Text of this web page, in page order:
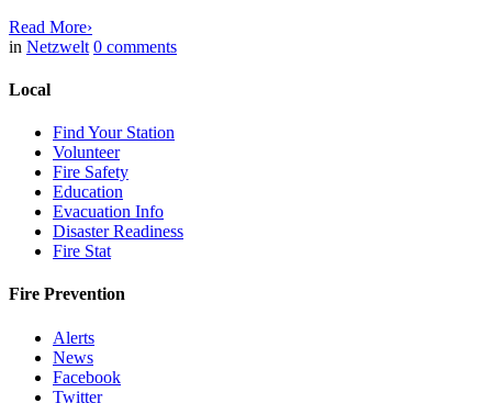
Read More›
in Netzwelt 0 comments
Local
Find Your Station
Volunteer
Fire Safety
Education
Evacuation Info
Disaster Readiness
Fire Stat
Fire Prevention
Alerts
News
Facebook
Twitter